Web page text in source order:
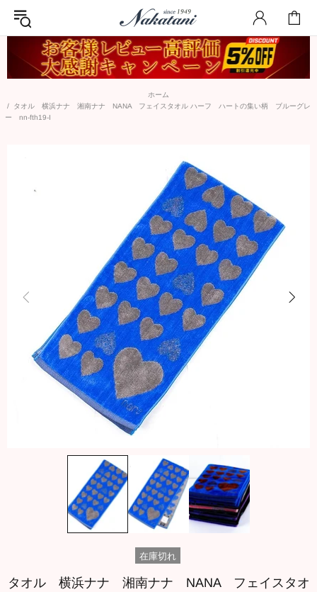
ホーム
タオル 横浜ナナ 湘南ナナ NANA フェイスタオル ハーフ ハートの集い柄 ブルーグレ
ー nn-fth19-I
在庫切れ
タオル 横浜ナナ 湘南ナナ NANA フェイスタオ